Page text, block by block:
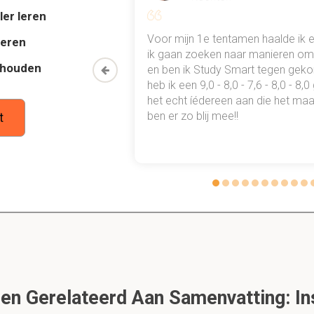
Dit is een preview. Er zijn 2 andere flashcards beschikbaar voor
Laat hier meer flashcards zien
kunnen failliet verklaard worden?
(maar bij voorkeur schuldsanering)
leren
mn
een heel
gewoon
Voor mijn 1e tentamen haalde ik
ik gaan zoeken naar manieren
en ben ik Study Smart tegen
heb ik een 9,0 - 8,0 - 7,6 - 8,0 -
het echt íédereen aan die het
ben er zo blij mee!!
Gerelateerd Aan Samenvatting: